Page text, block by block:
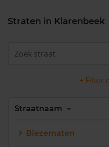
Straten in Klarenbeek
+ Filter
Alles
Straatnaam
Biezematen